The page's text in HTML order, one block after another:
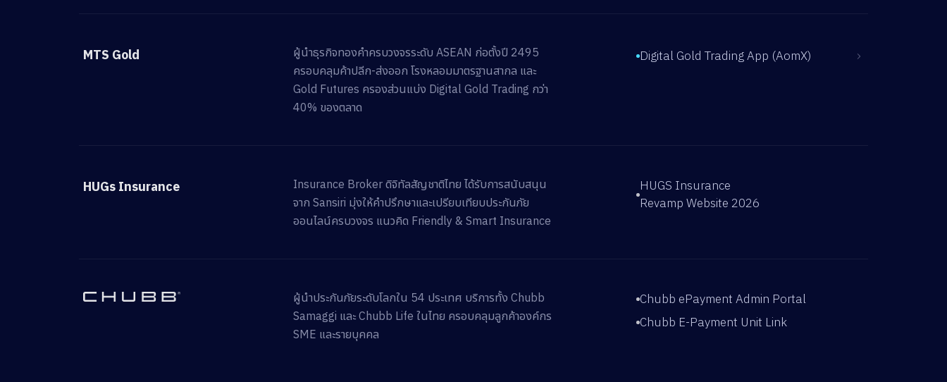
MTS Gold
ผู้นำธุรกิจทองคำครบวงจรระดับ ASEAN ก่อตั้งปี 2495
ครอบคลุมค้าปลีก-ส่งออก โรงหลอมมาตรฐานสากล และ
Gold Futures ครองส่วนแบ่ง Digital Gold Trading กว่า
40% ของตลาด
Digital Gold Trading App (AomX) ›
HUGs Insurance
Insurance Broker ดิจิทัลสัญชาติไทย ได้รับการสนับสนุน
จาก Sansiri มุ่งให้คำปรึกษาและเปรียบเทียบประกันภัย
ออนไลน์ครบวงจร แนวคิด Friendly & Smart Insurance
HUGS Insurance
Revamp Website 2026
ผู้นำประกันภัยระดับโลกใน 54 ประเทศ บริการทั้ง Chubb
Samaggi และ Chubb Life ในไทย ครอบคลุมลูกค้าองค์กร
SME และรายบุคคล
Chubb ePayment Admin Portal
Chubb E-Payment Unit Link